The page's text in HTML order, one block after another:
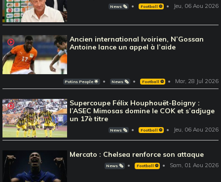
News 🗞️ Football ⚽️ Jeu, 06 Aou 2026
Ancien international Ivoirien, N’Gossan
Antoine lance un appel à l’aide
Potins People 🌟 News 🗞️ Football ⚽️ Mar, 28 Jul 2026
Supercoupe Félix Houphouët-Boigny :
l’ASEC Mimosas domine le COK et s’adjuge
un 17è titre
News 🗞️ Football ⚽️ Jeu, 06 Aou 2026
Mercato : Chelsea renforce son attaque
News 🗞️ Football ⚽️ Sam, 01 Aou 2026